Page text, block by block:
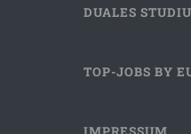
DUALES
TOP-JOBS BY